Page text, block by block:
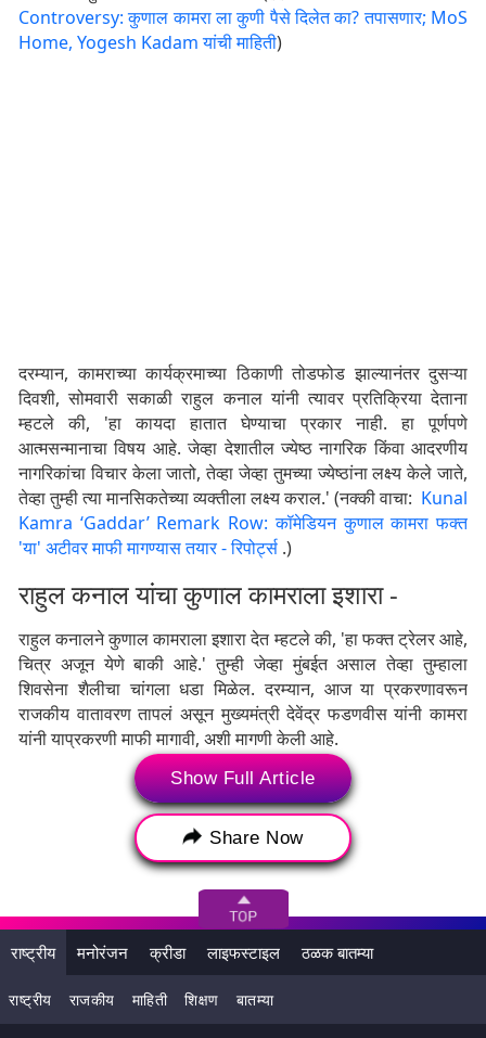
Controversy: कुणाल कामरा ला कुणी पैसे दिलेत का? तपासणार; MoS
Home, Yogesh Kadam यांची माहिती)
दरम्यान, कामराच्या कार्यक्रमाच्या ठिकाणी तोडफोड झाल्यानंतर दुसऱ्या
दिवशी, सोमवारी सकाळी राहुल कनाल यांनी त्यावर प्रतिक्रिया देताना
म्हटले की, 'हा कायदा हातात घेण्याचा प्रकार नाही. हा पूर्णपणे
आत्मसन्मानाचा विषय आहे. जेव्हा देशातील ज्येष्ठ नागरिक किंवा आदरणीय
नागरिकांचा विचार केला जातो, तेव्हा जेव्हा तुमच्या ज्येष्ठांना लक्ष्य केले जाते,
तेव्हा तुम्ही त्या मानसिकतेच्या व्यक्तीला लक्ष्य कराल.' (नक्की वाचा: Kunal
Kamra ‘Gaddar’ Remark Row: कॉमेडियन कुणाल कामरा फक्त
'या' अटीवर माफी मागण्यास तयार - रिपोर्ट्स .)
राहुल कनाल यांचा कुणाल कामराला इशारा -
राहुल कनालने कुणाल कामराला इशारा देत म्हटले की, 'हा फक्त ट्रेलर आहे,
चित्र अजून येणे बाकी आहे.' तुम्ही जेव्हा मुंबईत असाल तेव्हा तुम्हाला
शिवसेना शैलीचा चांगला धडा मिळेल. दरम्यान, आज या प्रकरणावरून
राजकीय वातावरण तापलं असून मुख्यमंत्री देवेंद्र फडणवीस यांनी कामरा
यांनी याप्रकरणी माफी मागावी, अशी मागणी केली आहे.
Show Full Article
Share Now
राष्ट्रीय मनोरंजन क्रीडा लाइफस्टाइल ठळक बातम्या
राष्ट्रीय राजकीय माहिती शिक्षण बातम्या